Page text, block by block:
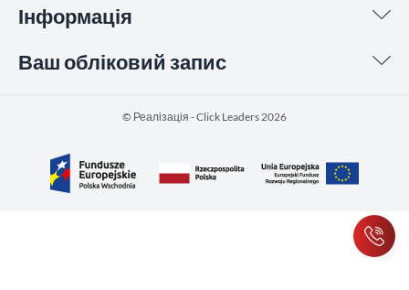
Інформація
Ваш обліковий запис
©️ Реалізація - Click Leaders 2026